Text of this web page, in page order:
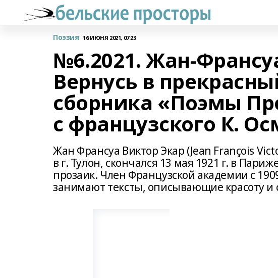
Поэзия 16 ИЮНЯ 2021, 07:23
№6.2021. Жан-
Вернусь в
сборника «Поэмы
с французского К.
Жан Франсуа Виктор Экар (Jean François
в г. Тулон, скончался 13 мая 1921 г. в
прозаик. Член Французской академии с
занимают тексты, описывающие красоту и